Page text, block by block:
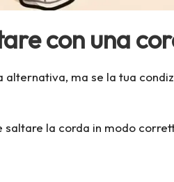
con una
alternativa, ma se la tua
saltare la corda in modo